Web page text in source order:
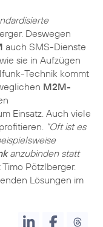
Deswegen
auch SMS-Dienste
sie in Aufzügen
Technik kommt
M2M-
Einsatz. Auch viele
"Oft ist es
anzubinden statt
Pötzlberger.
Lösungen im